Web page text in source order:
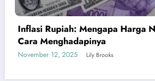
Apa Itu Psychological
Bisa Belajar?
March 27, 2025 Ketan